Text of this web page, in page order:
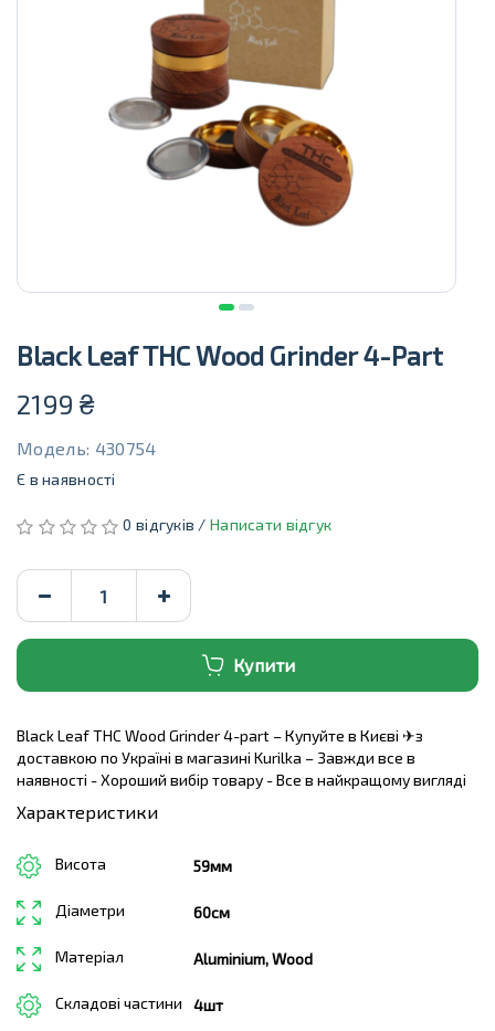
Black Leaf THC Wood Grinder 4-Part
2199 ₴
Модель: 430754
Є в наявності
0 відгуків /Написати відгук
Купити
Black Leaf THC Wood Grinder 4-part – Купуйте в Києві ✈з
доставкою по Україні в магазині Kurilka – Завжди все в
наявності - Хороший вибір товару - Все в найкращому вигляді
Характеристики
Висота 59мм
Діаметри 60см
Матеріал Aluminium, Wood
Складові частини 4шт